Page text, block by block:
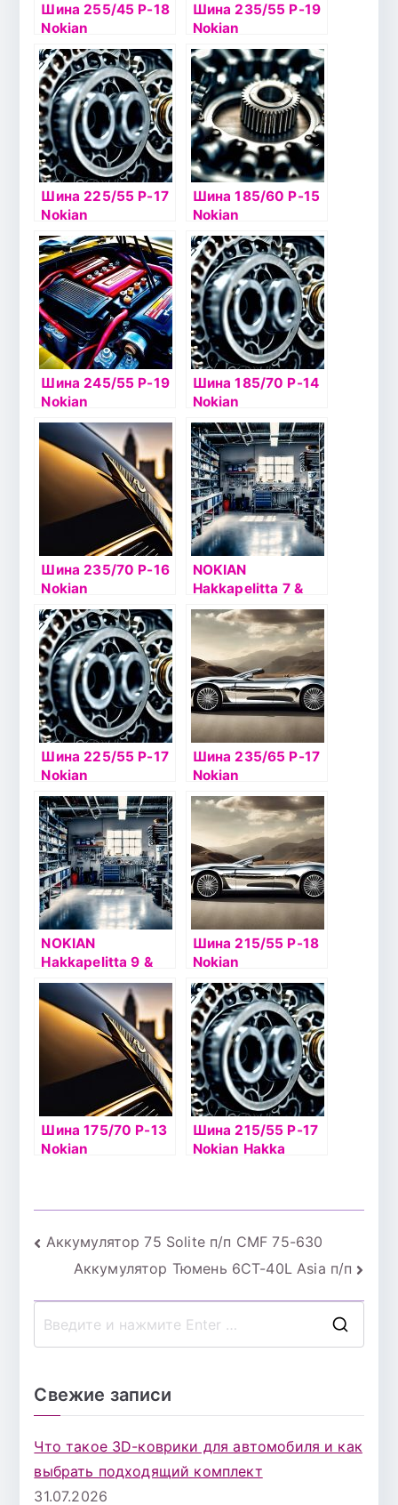
Шина 255/45 Р-18
Nokian
Hakkapelitta 8
103T XL б/к шип
Шина 235/55 Р-19
Nokian
Hakkapelitta R2
SUV 105R б/к
Шина 225/55 Р-17
Nokian
Hakkapelitta 8
101T б/к шип
Шина 185/60 Р-15
Nokian
Hakkapelitta 7 88Т
б/к шип
Шина 245/55 Р-19
Nokian
Hakkapelitta 9 SUV
107T б/к шип
Шина 185/70 Р-14
Nokian
Hakkapelitta 8 92T
б/к шип
Шина 235/70 Р-16
Nokian
Hakkapelitta 7 SUV
106T б/к шип
NOKIAN
Hakkapelitta 7 &
NOKIAN
HAKKAPELIITTA 7
Шина 225/55 Р-17
Nokian
Hakkapelitta 7 XL
101T б/к шип
Шина 235/65 Р-17
Nokian
Hakkapelitta R2
SUV 108R б/к
NOKIAN
Hakkapelitta 9 &
NOKIAN
HAKKAPELIITTA 9
Шина 215/55 Р-18
Nokian
Hakkapelitta 8 SUV
99Т XL шип
Шина 175/70 Р-13
Nokian
Шина 215/55 Р-17
Nokian Hakka
Навигация
записям
Аккумулятор 75 Solite п/п CMF 75-630
Аккумулятор Тюмень 6СТ-40L Asia п/п
Свежие записи
Что такое 3D-коврики для автомобиля и как
выбрать подходящий комплект
31.07.2026